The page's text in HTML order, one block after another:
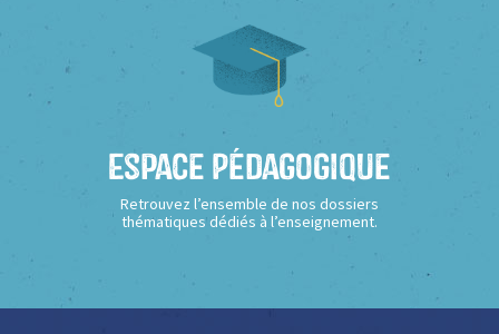
Espace Pédagogique
Retrouvez l’ensemble de nos dossiers
thématiques dédiés à l’enseignement.